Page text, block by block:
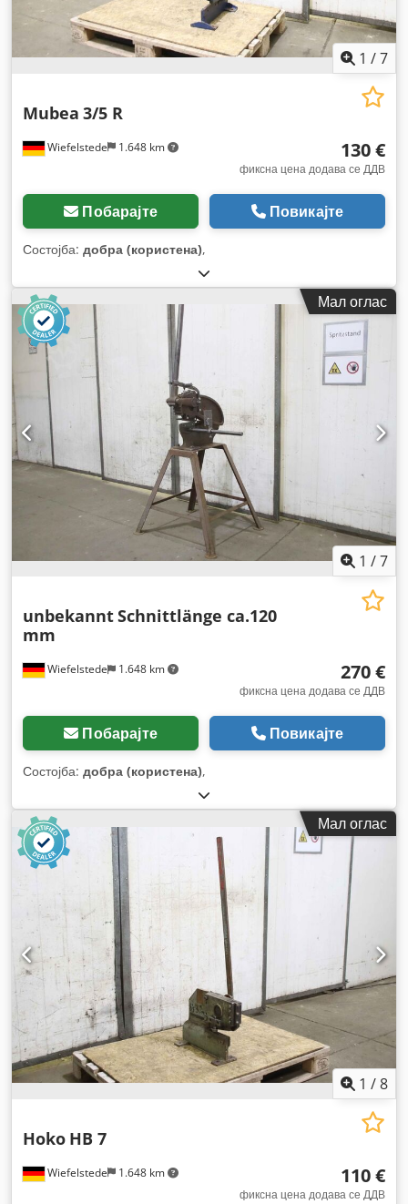
1 /7
Wiefelstede 1.648 km
Mubea 3/5 R
130 €
фиксна цена додава се ДДВ
Побарајте Повикајте
Состојба: добра (користена),
Мал оглас
1 /7
Wiefelstede 1.648 km
unbekanntSchnittlänge ca.120
mm
270 €
фиксна цена додава се ДДВ
Побарајте Повикајте
Состојба: добра (користена),
Мал оглас
1 /8
Wiefelstede 1.648 km
Hoko HB 7
110 €
фиксна цена додава се ДДВ